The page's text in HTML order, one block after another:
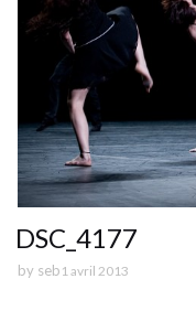
DSC_4177
by seb 1 avril 2013